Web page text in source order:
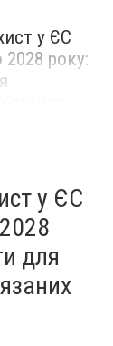
у ЄС
року:
у ЄС
для